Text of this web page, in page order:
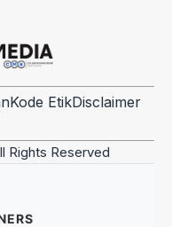
Kode EtikDisclaimer
Rights Reserved